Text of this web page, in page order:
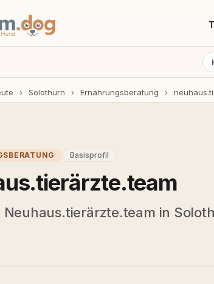
› Solothurn › Ernährungsberatung ›
Basisprofil
Neuhaus.tierärzte.team in